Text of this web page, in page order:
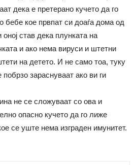
дека е претерано кучето да го
бебе кое првпат си доаѓа дома од
став дека плунката на
и ако нема вируси и штетни
на детето. И не само тоа, туку
зараснуваат ако ви ги
не се сложуваат со ова и
опасно кучето да го лиже
се уште нема изграден имунитет.